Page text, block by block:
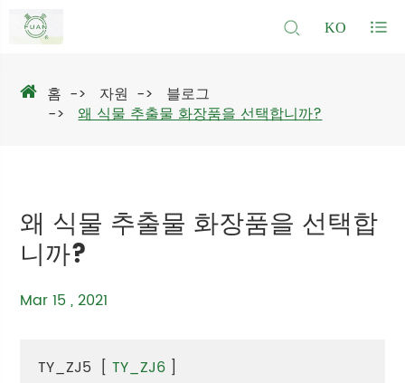
KO
홈 자원
블로그
왜 식물 추출물 화장품을 선택합니까?
왜 식물 추출물 화장품을 선택합
니까?
Mar 15 , 2021
TY_ZJ5 [ TY_ZJ6 ]